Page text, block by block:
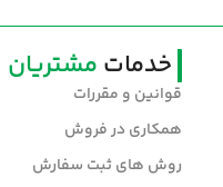
خدمات مشتریان
قوانین و مقررات
همکاری در فروش
روش های ثبت سفارش